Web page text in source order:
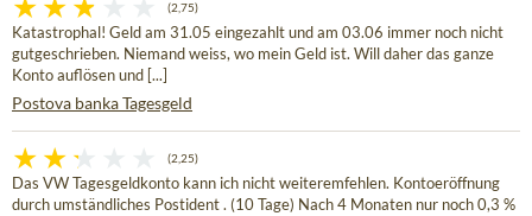
(2,75)
Katastrophal! Geld am 31.05 eingezahlt und am 03.06 immer noch nicht
gutgeschrieben. Niemand weiss, wo mein Geld ist. Will daher das ganze
Konto auflösen und [...]
Postova banka Tagesgeld
(2,25)
Das VW Tagesgeldkonto kann ich nicht weiteremfehlen. Kontoeröffnung
durch umständliches Postident . (10 Tage) Nach 4 Monaten nur noch 0,3 %